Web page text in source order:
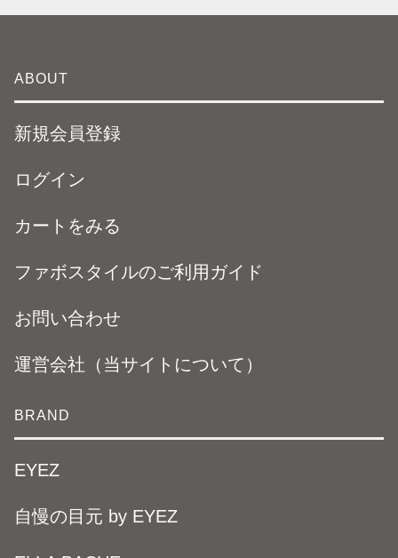
ABOUT
新規会員登録
ログイン
カートをみる
ファボスタイルのご利用ガイド
お問い合わせ
運営会社（当サイトについて）
BRAND
EYEZ
自慢の目元 by EYEZ